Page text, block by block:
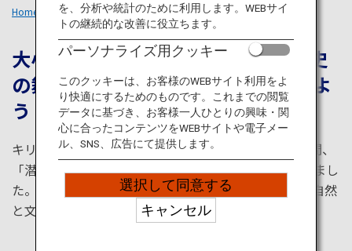
Home おすすめの旅 祈りの島 天草
大小120もの島々からなる天草。歴史
の舞台となった「祈りの島」を感じよ
う
キリスト教が弾圧されていた江戸時代から200年もの間、
「潜伏キリシタン」として信仰を続けてきた人々がいまし
た。それが天草が「祈りの島」と呼ばれる由縁です。自然
と文化に育まれた島で、歴史を感じてみませんか。
を、分析や統計のために利用します。WEBサイ
トの継続的な改善に役立ちます。
パーソナライズ用クッキー
このクッキーは、お客様のWEBサイト利用をよ
り快適にするためのものです。これまでの閲覧
データに基づき、お客様一人ひとりの興味・関
心に合ったコンテンツをWEBサイトや電子メー
ル、SNS、広告にて提供します。
選択して同意する
キャンセル